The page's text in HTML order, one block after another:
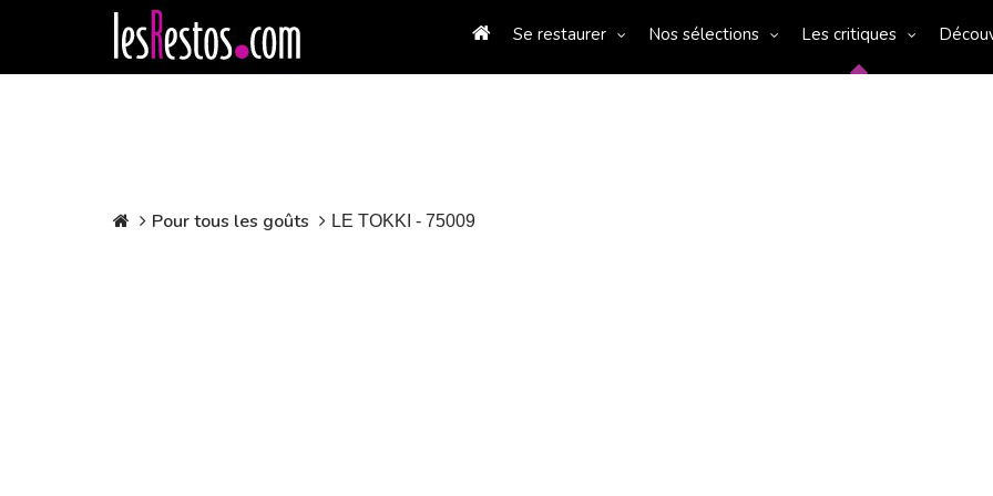
Se restaurer Nos sélections Les critiques
Pour tous les goûts LE TOKKI - 75009